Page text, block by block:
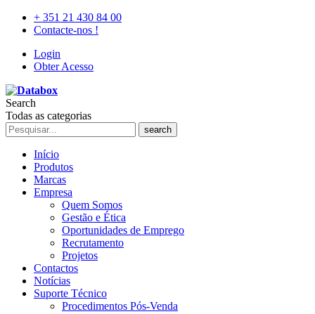
+ 351 21 430 84 00
Contacte-nos !
Login
Obter Acesso
Search
Todas as categorias
search
Início
Produtos
Marcas
Empresa
Quem Somos
Gestão e Ética
Oportunidades de Emprego
Recrutamento
Projetos
Contactos
Notícias
Suporte Técnico
Procedimentos Pós-Venda